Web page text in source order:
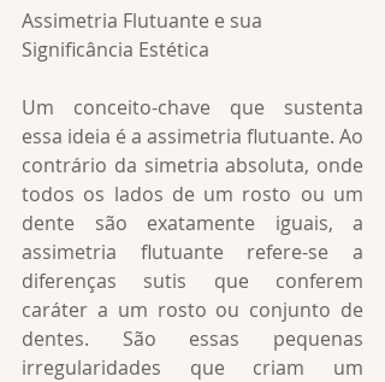
Assimetria Flutuante e sua
Significância Estética
Um conceito-chave que sustenta
essa ideia é a assimetria flutuante. Ao
contrário da simetria absoluta, onde
todos os lados de um rosto ou um
dente são exatamente iguais, a
assimetria flutuante refere-se a
diferenças sutis que conferem
caráter a um rosto ou conjunto de
dentes. São essas pequenas
irregularidades que criam um